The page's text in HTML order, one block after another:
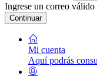
Ingrese un correo válido
Continuar
Mi cuenta
Aquí podrás